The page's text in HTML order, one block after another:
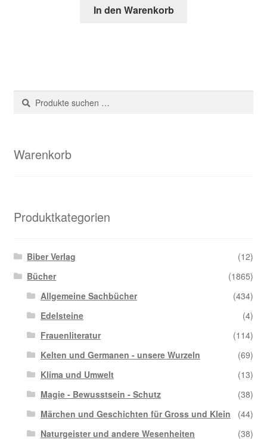
In den Warenkorb
Suche
nach:
Suchen
Warenkorb
Produktkategorien
Biber Verlag
(12)
Bücher
(1865)
Allgemeine Sachbücher
(434)
Edelsteine
(4)
Frauenliteratur
(114)
Kelten und Germanen - unsere Wurzeln
(69)
Klima und Umwelt
(13)
Magie - Bewusstsein - Schutz
(38)
Märchen und Geschichten für Gross und Klein
(44)
Naturgeister und andere Wesenheiten
(38)